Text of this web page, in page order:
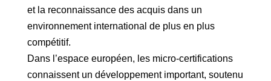
et la reconnaissance des acquis dans un
environnement international de plus en plus
compétitif.
Dans l’espace européen, les micro-certifications
connaissent un développement important, soutenu